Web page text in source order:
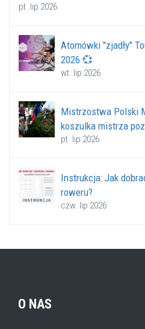
pt. lip 2026
Atomówki "zjadły"
2026 💞
wt. lip 2026
Mistrzostwa Polski
koszulka mistrza
pt. lip 2026
Instrukcja: Jak
roweru?
czw. lip 2026
O NAS